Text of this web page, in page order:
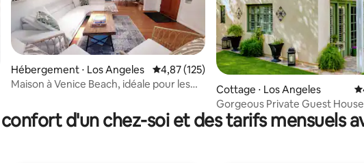
moyenne sur la base de 7 commentaires : 5 sur 5
Hébergement ⋅ Los Angeles Évaluation moyenne sur la base de 125
4,87 (125)
Maison à Venice Beach, idéale pour les
Cottage ⋅ Los Angeles
Gorgeous Private Guest
Iconic Larchmont
confort d'un chez-soi et des tarifs mensuels